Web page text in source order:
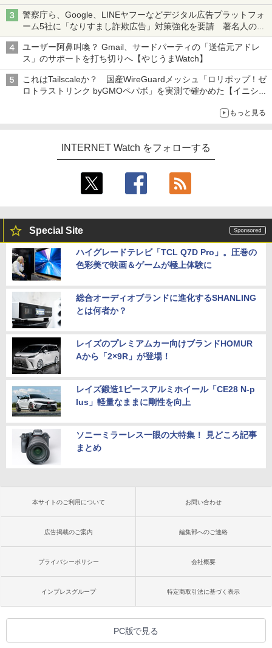
ち・ざ・ろーど！その14】【空いた時間でなにしてる？】
警察庁ら、Google、LINEヤフーなどデジタル広告プラットフォ
ーム5社に「なりすまし詐欺広告」対策強化を要請 著名人の写
真や映像を使った投資詐欺などへの対策として
ユーザー阿鼻叫喚？ Gmail、サードパーティの「送信元アドレ
ス」のサポートを打ち切りへ【やじうまWatch】
これはTailscaleか？ 国産WireGuardメッシュ「ロリポップ！ゼ
ロトラストリンク byGMOペパボ」を実測で確かめた【イニシャ
もっと見る
INTERNET Watch をフォローする
Special Site
ハイグレードテレビ「TCL Q7D Pro」。圧巻の
色彩美で映画＆ゲームが極上体験に
総合オーディオブランドに進化するSHANLING
とは何者か？
レイズのプレミアムカー向けブランドHOMUR
Aから「2×9R」が登場！
レイズ鍛造1ピースアルミホイール「CE28 N-p
lus」軽量なままに剛性を向上
ソニーミラーレス一眼の大特集！ 見どころ記事
まとめ
本サイトのご利用について お問い合わせ
広告掲載のご案内 編集部へのご連絡
プライバシーポリシー 会社概要
インプレスグループ 特定商取引法に基づく表示
PC版で見る